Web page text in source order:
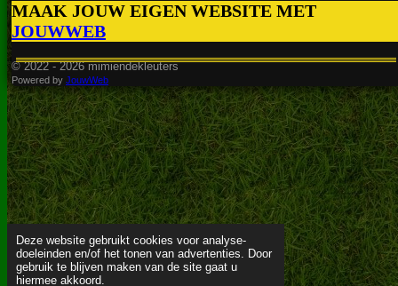
Deze website gebruikt cookies voor analyse-
doeleinden en/of het tonen van advertenties. Door
gebruik te blijven maken van de site gaat u
hiermee akkoord.
MAAK JOUW EIGEN WEBSITE MET
JOUWWEB
© 2022 - 2026 mimiendekleuters
Powered by JouwWeb